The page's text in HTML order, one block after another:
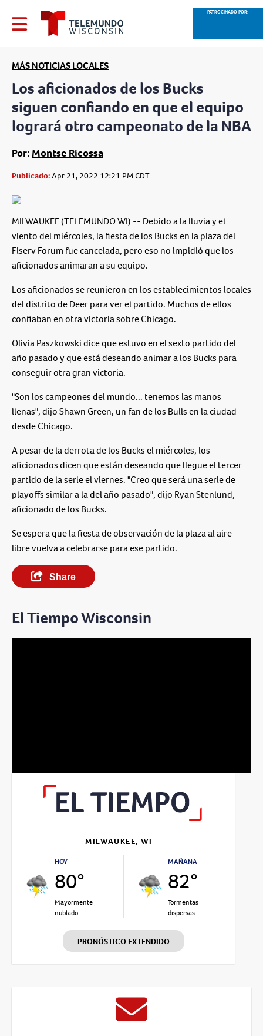
PATROCINADO POR:
MÁS NOTICIAS LOCALES
Los aficionados de los Bucks
siguen confiando en que el equipo
logrará otro campeonato de la NBA
Por: Montse Ricossa
Publicado:Apr 21, 2022 12:21 PM CDT
MILWAUKEE (TELEMUNDO WI) -- Debido a la lluvia y el
viento del miércoles, la fiesta de los Bucks en la plaza del
Fiserv Forum fue cancelada, pero eso no impidió que los
aficionados animaran a su equipo.
Los aficionados se reunieron en los establecimientos locales
del distrito de Deer para ver el partido. Muchos de ellos
confiaban en otra victoria sobre Chicago.
Olivia Paszkowski dice que estuvo en el sexto partido del
año pasado y que está deseando animar a los Bucks para
conseguir otra gran victoria.
"Son los campeones del mundo... tenemos las manos
llenas", dijo Shawn Green, un fan de los Bulls en la ciudad
desde Chicago.
A pesar de la derrota de los Bucks el miércoles, los
aficionados dicen que están deseando que llegue el tercer
partido de la serie el viernes. "Creo que será una serie de
playoffs similar a la del año pasado", dijo Ryan Stenlund,
aficionado de los Bucks.
Se espera que la fiesta de observación de la plaza al aire
libre vuelva a celebrarse para ese partido.
Share
El Tiempo Wisconsin
MILWAUKEE, WI
HOY
80°
Mayormente
nublado
MAÑANA
82°
Tormentas
dispersas
PRONÓSTICO EXTENDIDO